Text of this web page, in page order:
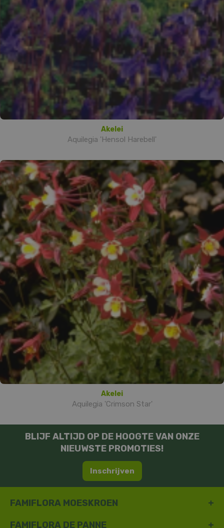
Akelei
Aquilegia 'Hensol Harebell'
Akelei
Aquilegia 'Crimson Star'
BLIJF ALTIJD OP DE HOOGTE VAN ONZE
NIEUWSTE PROMOTIES!
Inschrijven
FAMIFLORA MOESKROEN
FAMIFLORA DE PANNE